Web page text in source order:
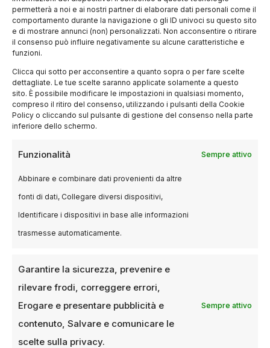
permetterà a noi e ai nostri partner di elaborare dati personali come il
comportamento durante la navigazione o gli ID univoci su questo sito
e di mostrare annunci (non) personalizzati. Non acconsentire o ritirare
il consenso può influire negativamente su alcune caratteristiche e
funzioni.
Clicca qui sotto per acconsentire a quanto sopra o per fare scelte
dettagliate. Le tue scelte saranno applicate solamente a questo
sito. È possibile modificare le impostazioni in qualsiasi momento,
compreso il ritiro del consenso, utilizzando i pulsanti della Cookie
Policy o cliccando sul pulsante di gestione del consenso nella parte
inferiore dello schermo.
Funzionalità Sempre attivo
Abbinare e combinare dati provenienti da altre
fonti di dati, Collegare diversi dispositivi,
Identificare i dispositivi in base alle informazioni
trasmesse automaticamente.
Garantire la sicurezza, prevenire e
rilevare frodi, correggere errori,
Erogare e presentare pubblicità e
contenuto, Salvare e comunicare le
scelte sulla privacy.
Sempre attivo
distribuirlo noi contattando direttamente i
cinema. Anche lì
abbiamo trovato resistenza, ma nei cinema
che ci hanno creduto per primi (Cinema Troisi
e
Arlecchino a Bologna, Beltrade, Anteo e
Milano) le proiezioni sono andate benissimo
per cui piano piano è stato meno difficile
convincere
le sale a proiettarlo. È stato molto bello vedere
che c’è un pubblico, perlopiù giovane,
interessato
a un cinema sociale, politico, e che si prende